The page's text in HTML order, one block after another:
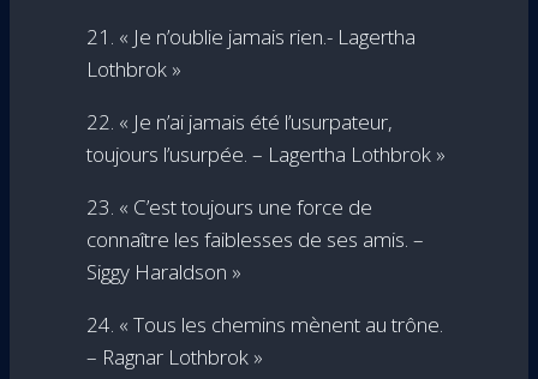
21. « Je n’oublie jamais rien.- Lagertha
Lothbrok »
22. « Je n’ai jamais été l’usurpateur,
toujours l’usurpée. – Lagertha Lothbrok »
23. « C’est toujours une force de
connaître les faiblesses de ses amis. –
Siggy Haraldson »
24. « Tous les chemins mènent au trône.
– Ragnar Lothbrok »